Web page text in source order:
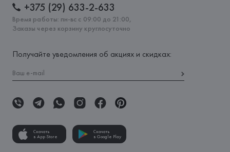
+375 (29) 633-2-633
Время работы: пн-вс с 09:00 до 21:00,
Заказы через корзину круглосуточно
Получайте уведомления об акциях и скидках:
Скачать
в App Store
Скачать
в Google Play